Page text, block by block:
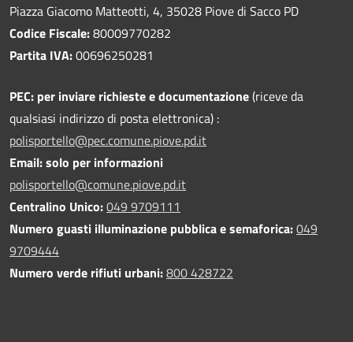
Piazza Giacomo Matteotti, 4, 35028 Piove di Sacco PD
Codice Fiscale:80009770282
Partita IVA:00696250281
PEC: per inviare richieste e documentazione(riceve da
qualsiasi indirizzo di posta elettronica) :
polisportello@pec.comune.piove.pd.it
Email: solo per informazioni
polisportello@comune.piove.pd.it
Centralino Unico:049 9709111
Numero guasti illuminazione pubblica e semaforica:049
9709444
Numero verde rifiuti urbani:800 428722